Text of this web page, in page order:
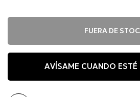
FUERA DE
AVÍSAME CUANDO ESTÉ